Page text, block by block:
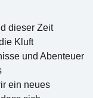
dieser Zeit
Kluft
und Abenteuer
ein neues